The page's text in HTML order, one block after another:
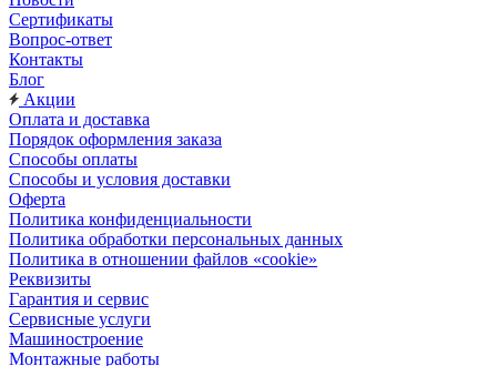
Сертификаты
Вопрос-ответ
Контакты
Блог
Акции
Оплата и доставка
Порядок оформления заказа
Способы оплаты
Способы и условия доставки
Оферта
Политика конфиденциальности
Политика обработки персональных данных
Политика в отношении файлов «cookie»
Реквизиты
Гарантия и сервис
Сервисные услуги
Машиностроение
Монтажные работы